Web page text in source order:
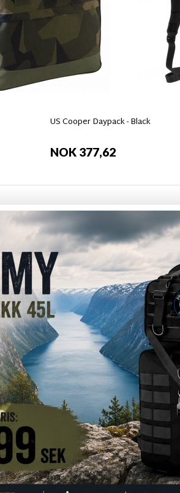
US Cooper Daypack - Black
NOK 377,62